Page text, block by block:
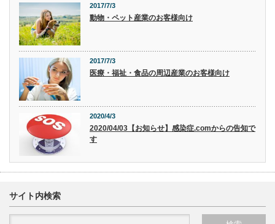
2017/7/3
動物・ペット産業のお客様向け
2017/7/3
医療・福祉・食品の周辺産業のお客様向け
2020/4/3
2020/04/03【お知らせ】感染症.comからの告知で
す
サイト内検索